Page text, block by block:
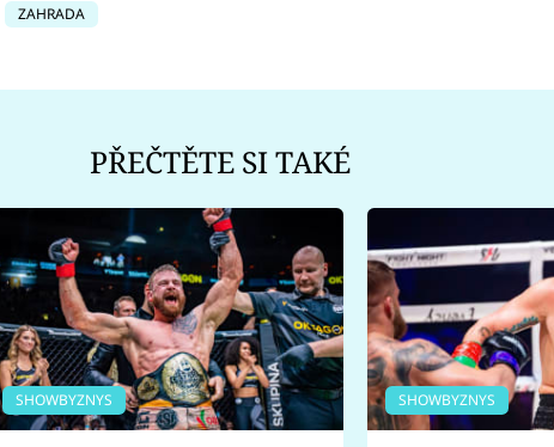
ZAHRADA
PŘEČTĚTE SI TAKÉ
SHOWBYZNYS SHOWBYZNYS